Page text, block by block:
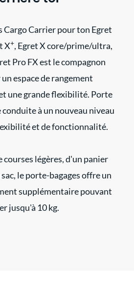
Cargo Carrier pour ton Egret
X+, Egret X core/prime/ultra,
Pro FX est le compagnon
espace de rangement
une grande flexibilité. Porte
à un nouveau niveau
et de fonctionnalité.
courses légères, d'un panier
le porte-bagages offre un
supplémentaire pouvant
jusqu'à 10 kg.